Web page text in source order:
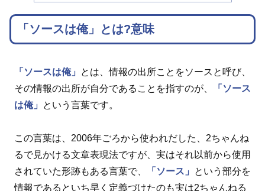
「ソースは俺」とは?意味
「ソースは俺」
とは、情報の出所ことをソースと呼び、
その情報の出所が自分であることを指すのが、
「ソース
は俺」
という言葉です。
この言葉は、2006年ごろから使われだした、2ちゃんね
るで見かける文章表現法ですが、実はそれ以前から使用
されていた形跡もある言葉で、
「ソース」
という部分を
情報であるといち早く定義づけたのも実は2ちゃんねる